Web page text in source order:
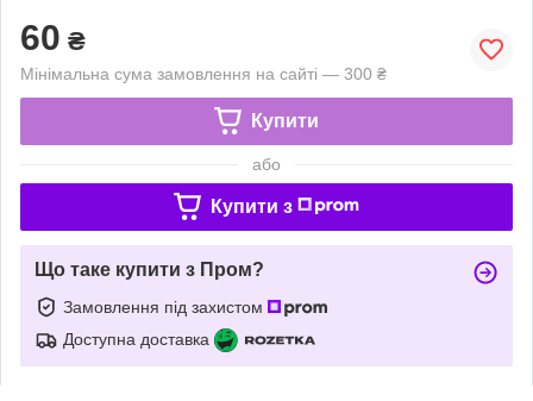
60 ₴
Мінімальна сума замовлення на сайті — 300 ₴
Купити
або
Купити з
Що таке купити з Пром?
Замовлення під захистом
Доступна доставка